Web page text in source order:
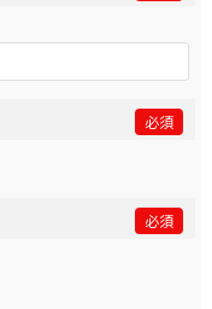
必須
必須